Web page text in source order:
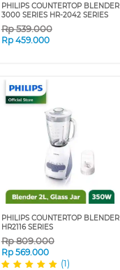
PHILIPS COUNTERTOP BLENDER
3000 SERIES HR-2042 SERIES
Rp539.000
Rp 459.000
PHILIPS COUNTERTOP BLENDER
HR2116 SERIES
Rp809.000
Rp 569.000
(1)